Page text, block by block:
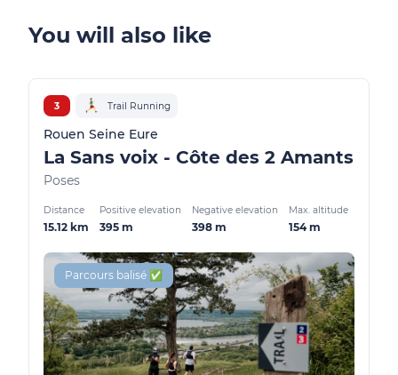
You will also like
3 Trail Running
Rouen Seine Eure
La Sans voix - Côte des 2 Amants
Poses
Distance
15.12 km
Positive elevation
395 m
Negative elevation
398 m
Max. altitude
154 m
Parcours balisé ✅